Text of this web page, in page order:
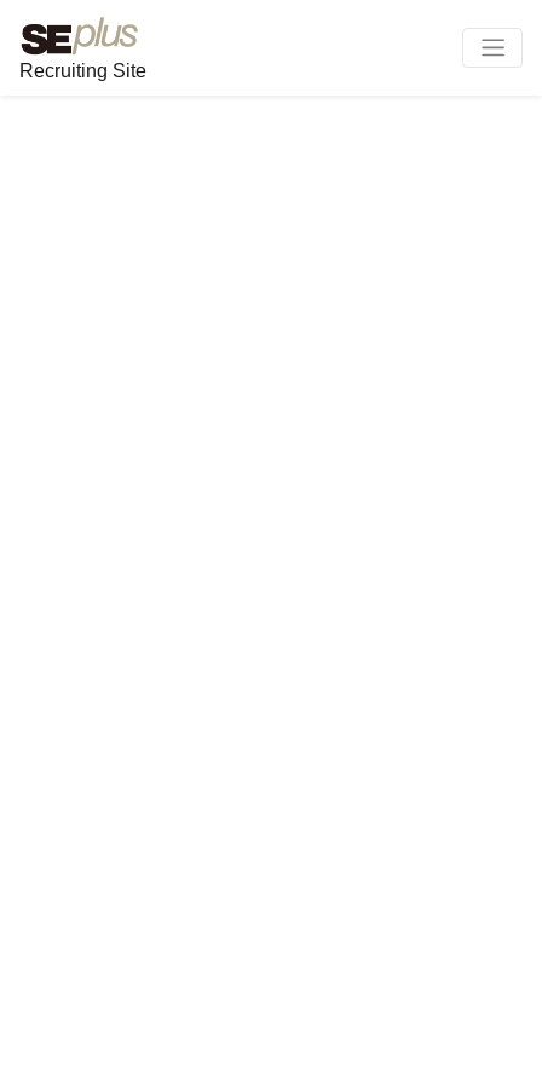
Recruiting Site